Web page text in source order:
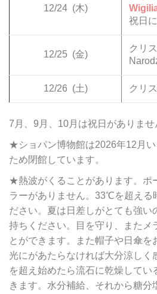
12/24 (木)
祝日
12/25 (金)
クリ
12/26 (土) クリ
7月、9月、10月は祝日がありませ
★ショパン博物館は2026年12月
ため閉館しています。
★熱波がくることがあります。ポ
ラーがありません。33℃を超える
ださい。夏は日差しがとても強い
持ちください。目を守り、またメ
とができます。また帽子や日傘を
光にがあたらなければ大分涼し
を超え始めたら流石に乾燥してい
きます。水分補給、それから糖分